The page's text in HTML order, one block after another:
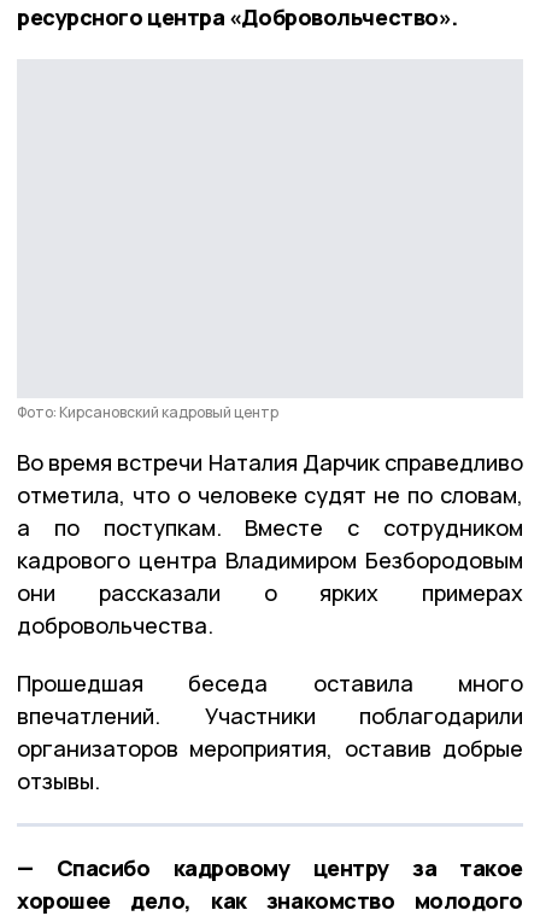
ресурсного центра «Добровольчество».
Фото: Кирсановский кадровый центр
Во время встречи Наталия Дарчик справедливо
отметила, что о человеке судят не по словам,
а по поступкам. Вместе с сотрудником
кадрового центра Владимиром Безбородовым
они рассказали о ярких примерах
добровольчества.
Прошедшая беседа оставила много
впечатлений. Участники поблагодарили
организаторов мероприятия, оставив добрые
отзывы.
— Спасибо кадровому центру за такое
хорошее дело, как знакомство молодого